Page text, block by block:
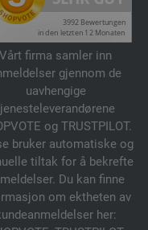
Vårt firma samler inn
gjennom de
uavhengige
og TRUSTPILOT.
bruker automatiske og
tiltak for å bekrefte
Du kan finne
om ektheten av
her: